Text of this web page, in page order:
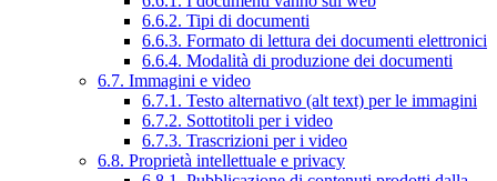
6.6.2. Tipi di documenti
6.6.3. Formato di lettura dei documenti elettronici
6.6.4. Modalità di produzione dei documenti
6.7. Immagini e video
6.7.1. Testo alternativo (alt text) per le immagini
6.7.2. Sottotitoli per i video
6.7.3. Trascrizioni per i video
6.8. Proprietà intellettuale e privacy